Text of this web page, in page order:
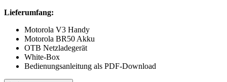
Lieferumfang:
Motorola V3 Handy
Motorola BR50 Akku
OTB Netzladegerät
White-Box
Bedienungsanleitung als PDF-Download